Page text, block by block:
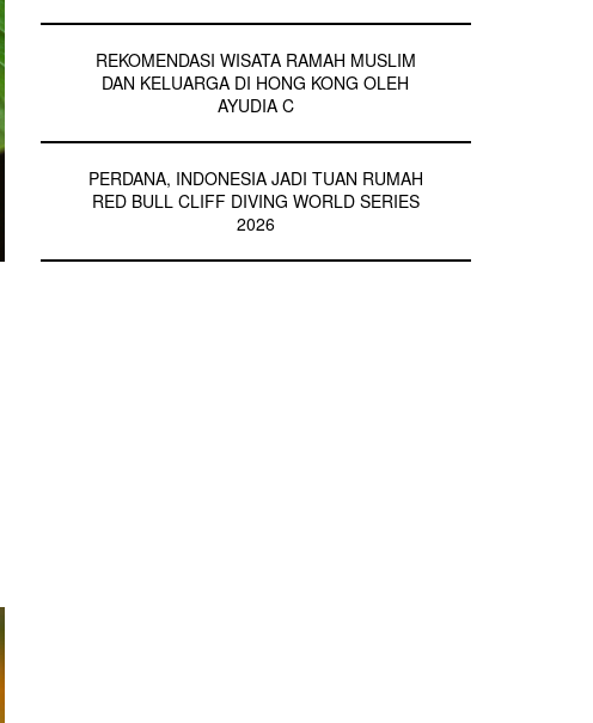
REKOMENDASI WISATA RAMAH MUSLIM
DAN KELUARGA DI HONG KONG OLEH
AYUDIA C
PERDANA, INDONESIA JADI TUAN RUMAH
RED BULL CLIFF DIVING WORLD SERIES
2026